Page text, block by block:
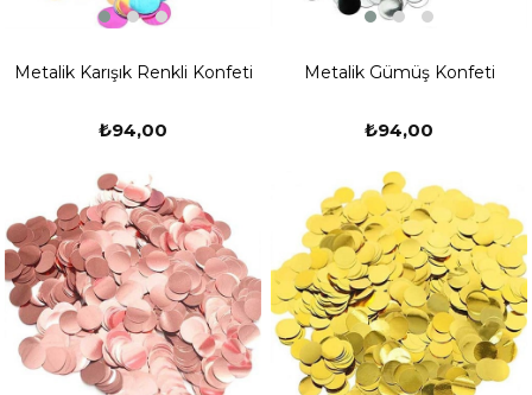
Metalik Karışık Renkli Konfeti
₺94,00
Metalik Gümüş Konfeti
₺94,00